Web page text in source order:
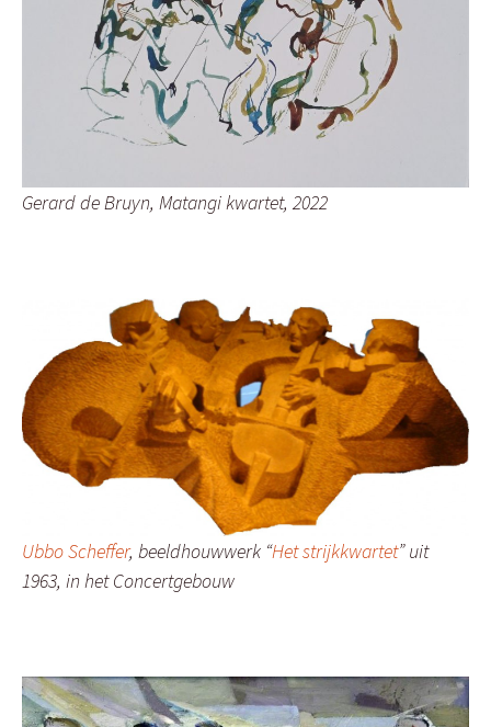
Gerard de Bruyn, Matangi kwartet, 2022
Ubbo Scheffer, beeldhouwwerk “Het strijkkwartet” uit
1963, in het Concertgebouw